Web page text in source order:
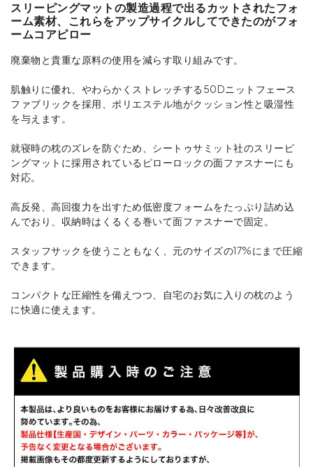
スリーピングマットの製造過程で出るカットされたフォ
ーム素材、これらをアップサイクルしてできたのがフォ
ームコアピロー
廃棄物と貴重な原料の使用を減らす取り組みです。
肌触りに優れ、やわらかくストレッチする50Dニットフェース
ファブリックを採用、ポリエステル地がクッション性と吸湿性
を与えます。
就寝時の枕のズレを防ぐため、シートゥサミット社のスリーピ
ングマットに採用されているピローロックの面ファスナーにも
対応。
高反発、高回復力を出すため低密度フォームをたっぷり詰め込
んでおり、収納時はくるくる巻いて面ファスナーで固定。
スタッフサックを使うこともなく、元のサイズの17%にまで圧縮
できます。
コンパクトな圧縮性を備えつつ、自宅のお気に入りの枕のよう
に快適に使えます。